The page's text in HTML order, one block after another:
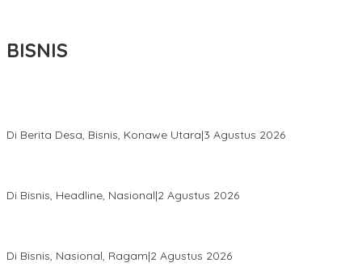
BISNIS
Di Berita Desa, Bisnis, Konawe Utara|3 Agustus 2026
Di Bisnis, Headline, Nasional|2 Agustus 2026
Di Bisnis, Nasional, Ragam|2 Agustus 2026